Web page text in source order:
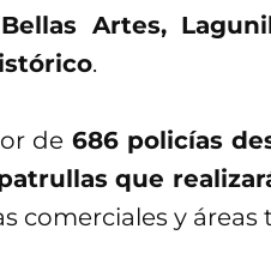
Artes,
.
de 686 policías
que
comerciales y áreas